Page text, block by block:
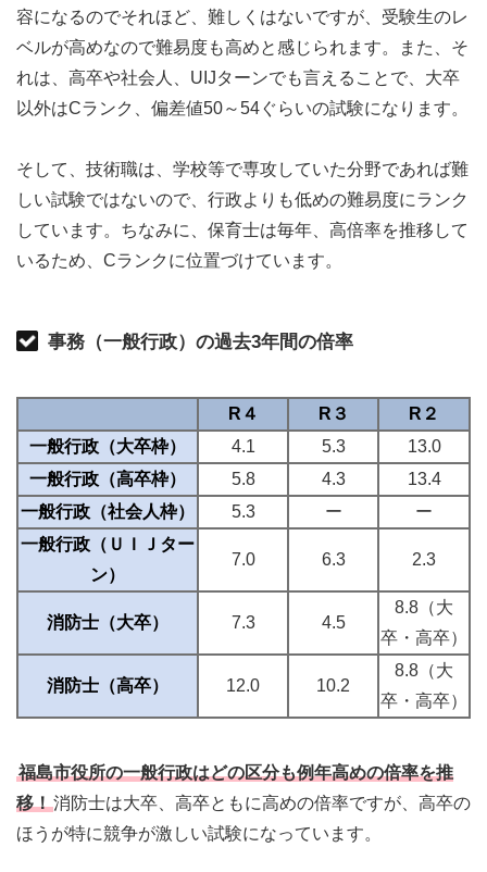
容になるのでそれほど、難しくはないですが、受験生のレ
ベルが高めなので難易度も高めと感じられます。また、そ
れは、高卒や社会人、UIJターンでも言えることで、大卒
以外はCランク、偏差値50～54ぐらいの試験になります。
そして、技術職は、学校等で専攻していた分野であれば難
しい試験ではないので、行政よりも低めの難易度にランク
しています。ちなみに、保育士は毎年、高倍率を推移して
いるため、Cランクに位置づけています。
事務（一般行政）の過去3年間の倍率
R４ R３
R２
一般行政（大卒枠）
4.1 5.3
13.0
一般行政（高卒枠）
5.8 4.3
13.4
一般行政（社会人枠）
5.3 ー
ー
一般行政（ＵＩＪター
ン）
7.0 6.3 2.3
消防士（大卒） 7.3 4.5
8.8（大
卒・高卒）
消防士（高卒） 12.0 10.2
8.8（大
卒・高卒）
福島市役所の一般行政はどの区分も例年高めの倍率を推
移！消防士は大卒、高卒ともに高めの倍率ですが、高卒の
ほうが特に競争が激しい試験になっています。